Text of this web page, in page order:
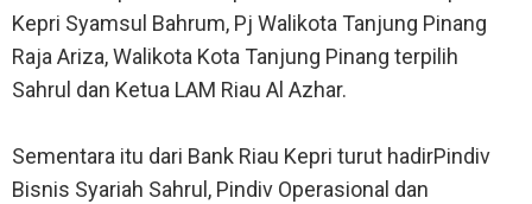
Kepri Syamsul Bahrum, Pj Walikota Tanjung Pinang
Raja Ariza, Walikota Kota Tanjung Pinang terpilih
Sahrul dan Ketua LAM Riau Al Azhar.
Sementara itu dari Bank Riau Kepri turut hadirPindiv
Bisnis Syariah Sahrul, Pindiv Operasional dan